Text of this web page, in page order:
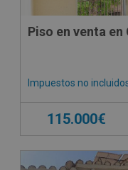
Piso en venta en
Impuestos no
115.000€
CESIÓN DE REMATE